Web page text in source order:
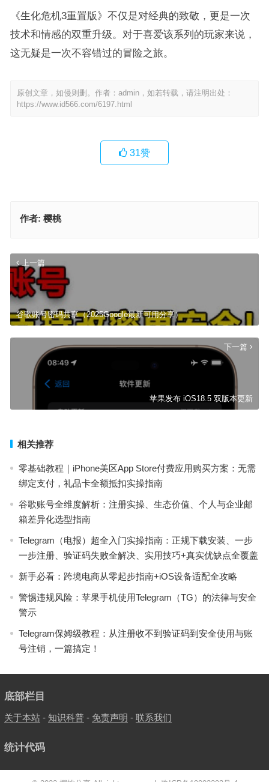
《生化危机3重置版》不仅是对经典的致敬，更是一次
技术和情感的双重升级。对于喜爱该系列的玩家来说，
这无疑是一次不容错过的冒险之旅。
原创文章，如侵则删。作者：admin，如若转载，请注明出处：
https://www.id566.com/6197.html
31赞
作者: 樱桃
上一篇
谷歌账号密码共享（2025Google最新可用分享）
下一篇
苹果发布 iOS18.5 双版本更新
相关推荐
零基础教程｜iPhone美区App Store付费应用购买方案：无需
绑定支付，礼品卡全额抵扣实操指南
谷歌账号全维度解析：注册实操、生态价值、个人与企业邮
箱差异化选型指南
Telegram（电报）超全入门实操指南：正规下载安装、一步
一步注册、验证码失败全解决、实用技巧+真实优缺点全覆盖
新手必看：跨境电商从零起步指南+iOS设备适配全攻略
警惕违规风险：苹果手机使用Telegram（TG）的法律与安全
警示
Telegram保姆级教程：从注册收不到验证码到安全使用与账
号注销，一篇搞定！
底部栏目
关于本站- 知识科普- 免责声明 - 联系我们
统计代码